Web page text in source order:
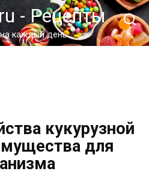
- Рецепты
каждый день
кукурузной
для